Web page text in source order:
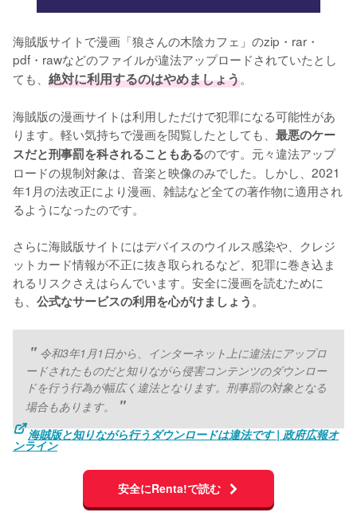
海賊版サイトで漫画「狼さんの木陰カフェ」のzip・rar・
pdf・rawなどのファイルが違法アップロードされていたとし
ても、 絶対に利用するのはやめましょう。
海賊版の漫画サイトは利用しただけで犯罪になる可能性があ
ります。軽い気持ちで漫画を閲覧したとしても、 最悪のケー
スだと刑事罰を科されることもあるのです。元々違法アップ
ロードの規制対象は、音楽と映像のみでした。しかし、2021
年1月の法改正により漫画、雑誌など全ての著作物に適用され
るようになったのです。
さらに海賊版サイトにはデバイスのウイルス感染や、クレジ
ットカード情報が不正に抜き取られるなど、犯罪に巻き込ま
れるリスクさえはらんでいます。安全に漫画を読むために
も、 公式なサービスの利用を心がけましょう 。
令和3年1月1日から、インターネット上に違法にアップロ
ードされたものだと知りながら侵害コンテンツのダウンロー
ドを行う行為が幅広く違法となります。刑事罰の対象となる
場合もあります。
海賊版と知りながら行うダウンロードは違法です | 政府広報オ
ンライン
安全にRenta!で読む